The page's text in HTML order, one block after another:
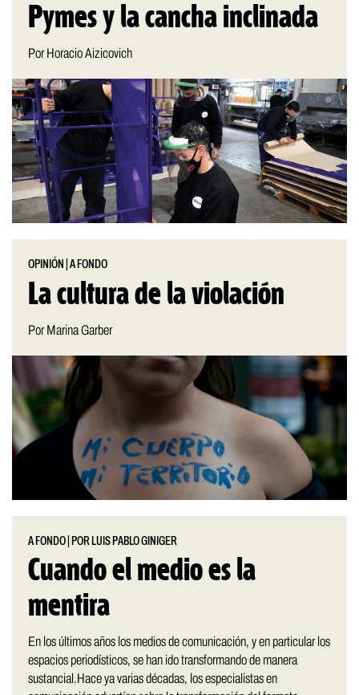
Pymes y la cancha inclinada
Por Horacio Aizicovich
OPINIÓN |A FONDO
La cultura de la violación
Por Marina Garber
A FONDO POR LUIS PABLO GINIGER
Cuando el medio es la
mentira
En los últimos años los medios de comunicación, y en particular los
espacios periodísticos, se han ido transformando de manera
sustancial.Hace ya varias décadas, los especialistas en